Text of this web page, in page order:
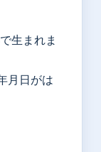
生まれま
月日がは